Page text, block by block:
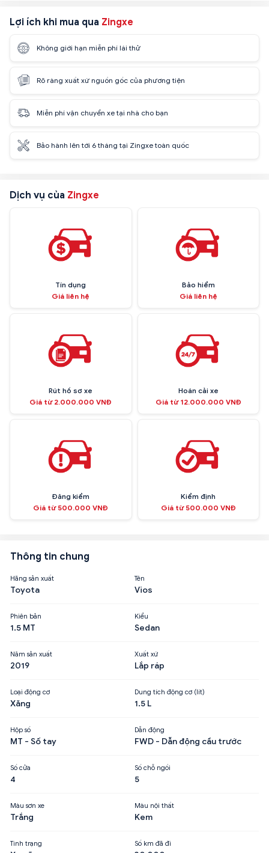
Lợi ích khi mua qua Zingxe
Không giới hạn miễn phí lái thử
Rõ ràng xuất xứ nguồn gốc của phương tiện
Miễn phí vận chuyển xe tại nhà cho bạn
Bảo hành lên tới 6 tháng tại Zingxe toàn quốc
Dịch vụ của Zingxe
Tín dụng
Giá liên hệ
Bảo hiểm
Giá liên hệ
Rút hồ sơ xe
Giá từ 2.000.000 VNĐ
Hoán cải xe
Giá từ 12.000.000 VNĐ
Đăng kiểm
Giá từ 500.000 VNĐ
Kiểm định
Giá từ 500.000 VNĐ
Thông tin chung
Hãng sản xuất
Toyota
Tên
Vios
Phiên bản
1.5 MT
Kiểu
Sedan
Năm sản xuất
2019
Xuất xứ
Lắp ráp
Loại động cơ
Xăng
Dung tích động cơ (lít)
1.5 L
Hộp số
MT - Số tay
Dẫn động
FWD - Dẫn động cầu trước
Số cửa
4
Số chỗ ngồi
5
Màu sơn xe
Trắng
Màu nội thất
Kem
Tình trạng Số km đã đi